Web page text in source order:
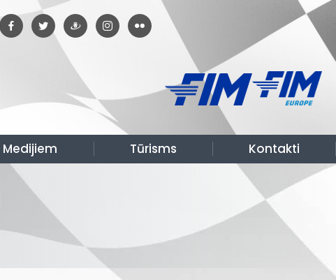
Medijiem Tūrisms Kontakti